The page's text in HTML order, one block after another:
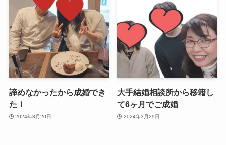
諦めなかったから成婚でき
た！
2024年8月20日
大手結婚相談所から移籍し
て6ヶ月でご成婚
2024年3月29日